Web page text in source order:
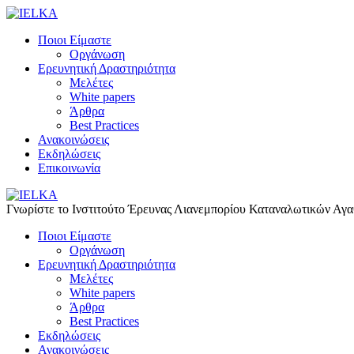
Ποιοι Είμαστε
Οργάνωση
Ερευνητική Δραστηριότητα
Μελέτες
White papers
Άρθρα
Best Practices
Ανακοινώσεις
Εκδηλώσεις
Επικοινωνία
Γνωρίστε το Iνστιτούτο Έρευνας Λιανεμπορίου Καταναλωτικών
Ποιοι Είμαστε
Οργάνωση
Ερευνητική Δραστηριότητα
Μελέτες
White papers
Άρθρα
Best Practices
Εκδηλώσεις
Ανακοινώσεις